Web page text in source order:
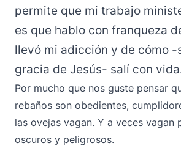
permite que mi trabajo
es que hablo con franqueza
llevó mi adicción y de cómo -
gracia de Jesús- salí con
Por mucho que nos guste pensar
rebaños son obedientes,
las ovejas vagan. Y a veces vagan
oscuros y peligrosos.